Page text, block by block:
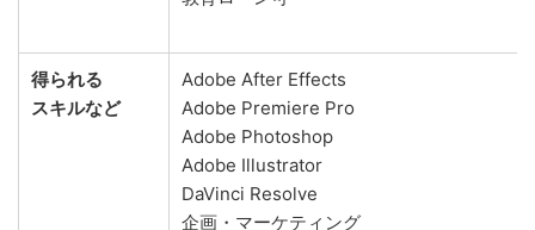
得られる
スキルなど
Adobe After Effects
Adobe Premiere Pro
Adobe Photoshop
Adobe Illustrator
DaVinci Resolve
企画・マーケティング